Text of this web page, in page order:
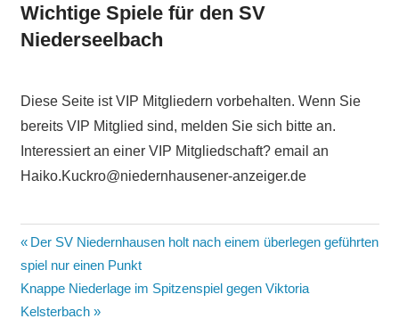
Wichtige Spiele für den SV
Niederseelbach
Diese Seite ist VIP Mitgliedern vorbehalten. Wenn Sie
bereits VIP Mitglied sind, melden Sie sich bitte an.
Interessiert an einer VIP Mitgliedschaft? email an
Haiko.Kuckro@niedernhausener-anzeiger.de
Beitragsnavigation
Vorheriger
Beitrag:
Der SV Niedernhausen holt nach einem überlegen geführten
spiel nur einen Punkt
Nächster
Beitrag:
Knappe Niederlage im Spitzenspiel gegen Viktoria
Kelsterbach